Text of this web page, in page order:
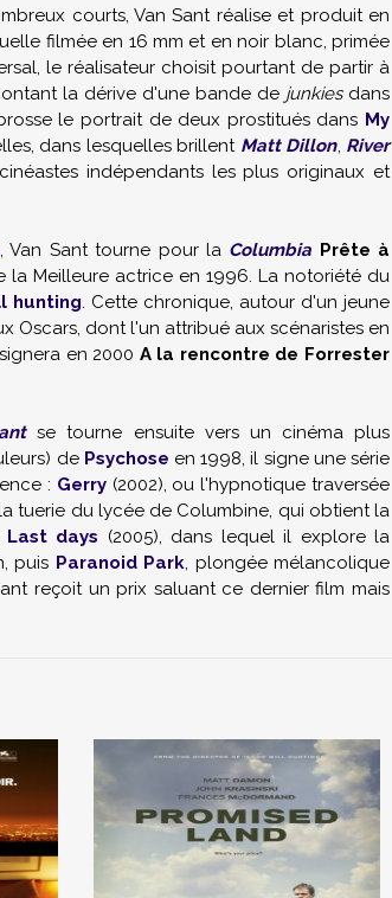
courts, Van Sant réalise et produit en
filmée en 16 mm et en noir blanc, primée
le réalisateur choisit pourtant de partir à
la dérive d'une bande de junkiesdans
le portrait de deux prostitués dans My
dans lesquelles brillent Matt Dillon, River
indépendants les plus originaux et
, Van Sant tourne pour la Columbia Prête à
Meilleure actrice en 1996. La notoriété du
hunting. Cette chronique, autour d'un jeune
Oscars, dont l'un attribué aux scénaristes en
en 2000 A la rencontre de Forrester
se tourne ensuite vers un cinéma plus
de Psychose en 1998, il signe une série
: Gerry(2002), ou l'hypnotique traversée
tuerie du lycée de Columbine, qui obtient la
Last days (2005), dans lequel il explore la
, puis Paranoid Park, plongée mélancolique
reçoit un prix saluant ce dernier film mais